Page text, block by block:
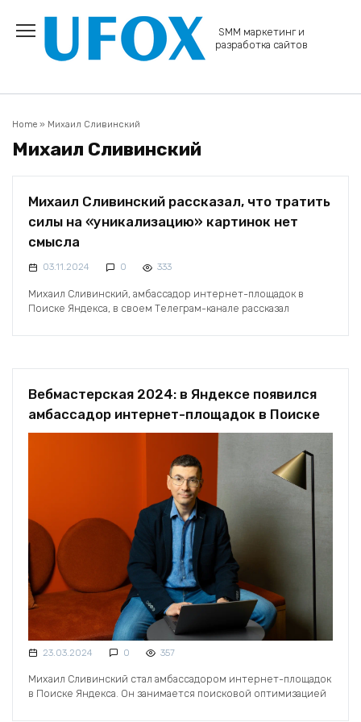
содержанию
SMM маркетинг и
разработка сайтов
Home » Михаил Сливинский
Михаил Сливинский
Михаил Сливинский рассказал, что тратить
силы на «уникализацию» картинок нет
смысла
03.11.2024 0 333
Михаил Сливинский, амбассадор интернет-площадок в
Поиске Яндекса, в своем Телеграм-канале рассказал
Вебмастерская 2024: в Яндексе появился
амбассадор интернет-площадок в Поиске
23.03.2024 0 357
Михаил Сливинский стал амбассадором интернет-площадок
в Поиске Яндекса. Он занимается поисковой оптимизацией